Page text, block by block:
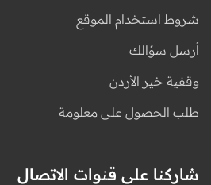
شروط استخدام الموقع
أرسل سؤالك
وقفية خير الأردن
طلب الحصول على معلومة
شاركنا على قنوات الاتصال